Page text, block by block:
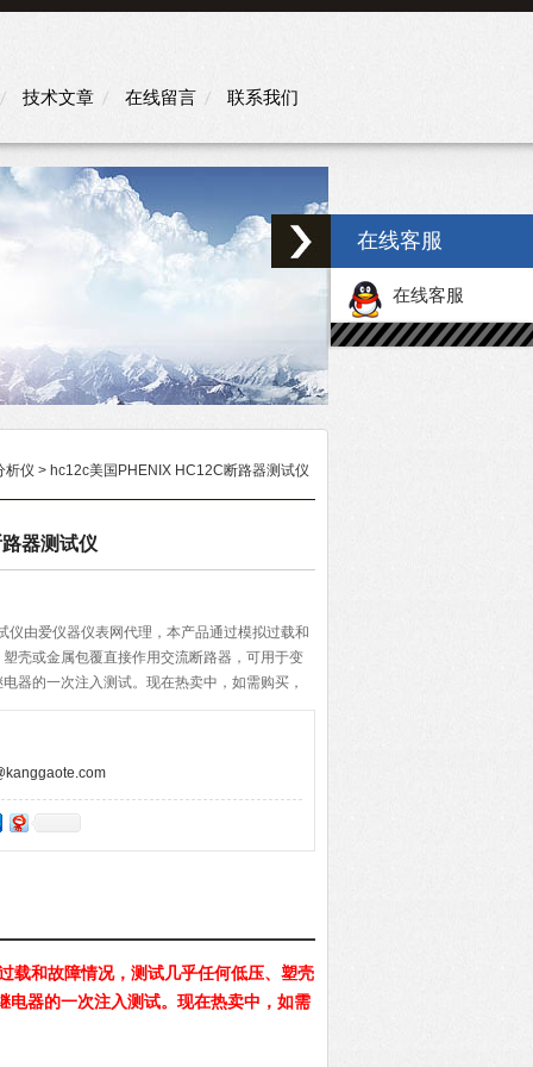
技术文章 在线留言 联系我们
析仪 > hc12c美国PHENIX HC12C断路器测试仪
器测试仪
仪由爱仪器仪表网代理，本产品通过模拟过载和
壳或金属包覆直接作用交流断路器，可用于变
器的一次注入测试。现在热卖中，如需购买，
们！
载和故障情况，测试几乎任何低压、塑壳
电器的一次注入测试。现在热卖中，如需
在线客服
在线客服